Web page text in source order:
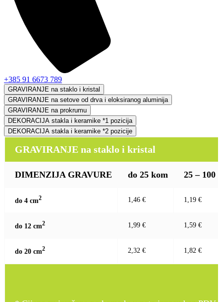
+385 91 6673 789
GRAVIRANJE na staklo i kristal
GRAVIRANJE na setove od drva i eloksiranog aluminija
GRAVIRANJE na prokrumu
DEKORACIJA stakla i keramike *1 pozicija
DEKORACIJA stakla i keramike *2 pozicije
GRAVIRANJE na staklo i kristal
DIMENZIJA GRAVURE do 25 kom 25 – 100
do 4 cm2 1,46 € 1,19 €
do 12 cm2 1,99 € 1,59 €
do 20 cm2 2,32 € 1,82 €